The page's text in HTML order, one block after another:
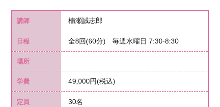
講師 楠瀬誠志郎
日程 全8回(60分) 毎週水曜日 7:30-8:30
場所
学費 49,000円(税込)
定員 30名